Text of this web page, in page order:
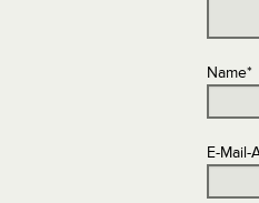
Name*
E-